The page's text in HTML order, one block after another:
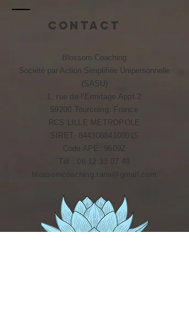
Contact
Blossom Coaching
Société par Action Simplifiée Unipersonnelle
(SASU)
1, rue de l'Ermitage Appt.2
59200 Tourcoing, France
RCS LILLE METROPOLE​​
SIRET: 84430884100015
Code APE: 9609Z
Tél :
06 12 33 07 49
blossomcoaching.tana@gmail.com